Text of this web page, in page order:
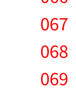
067
068
069